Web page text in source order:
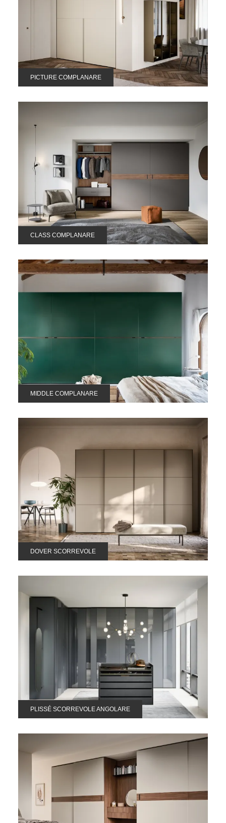
PICTURE COMPLANARE
CLASS COMPLANARE
MIDDLE COMPLANARE
DOVER SCORREVOLE
PLISSÉ SCORREVOLE ANGOLARE